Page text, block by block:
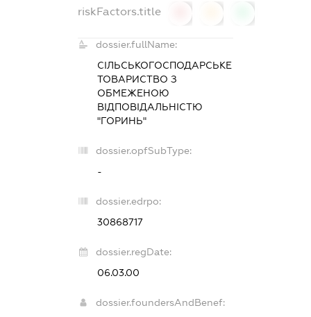
riskFactors.title
dossier.fullName:
СІЛЬСЬКОГОСПОДАРСЬКЕ
ТОВАРИСТВО З
ОБМЕЖЕНОЮ
ВІДПОВІДАЛЬНІСТЮ
"ГОРИНЬ"
dossier.opfSubType:
-
dossier.edrpo:
30868717
dossier.regDate:
06.03.00
dossier.foundersAndBenef: